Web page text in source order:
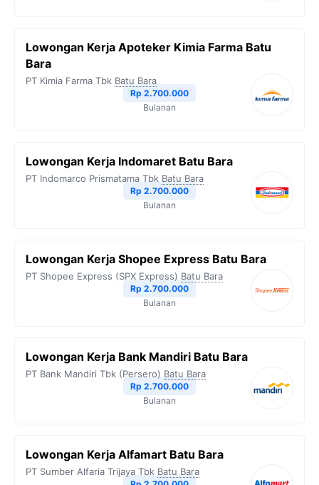
Lowongan Kerja Apoteker Kimia Farma Batu
Bara
PT Kimia Farma Tbk Batu Bara
Rp 2.700.000
Bulanan
Lowongan Kerja Indomaret Batu Bara
PT Indomarco Prismatama Tbk Batu Bara
Rp 2.700.000
Bulanan
Lowongan Kerja Shopee Express Batu Bara
PT Shopee Express (SPX Express) Batu Bara
Rp 2.700.000
Bulanan
Lowongan Kerja Bank Mandiri Batu Bara
PT Bank Mandiri Tbk (Persero) Batu Bara
Rp 2.700.000
Bulanan
Lowongan Kerja Alfamart Batu Bara
PT Sumber Alfaria Trijaya Tbk Batu Bara